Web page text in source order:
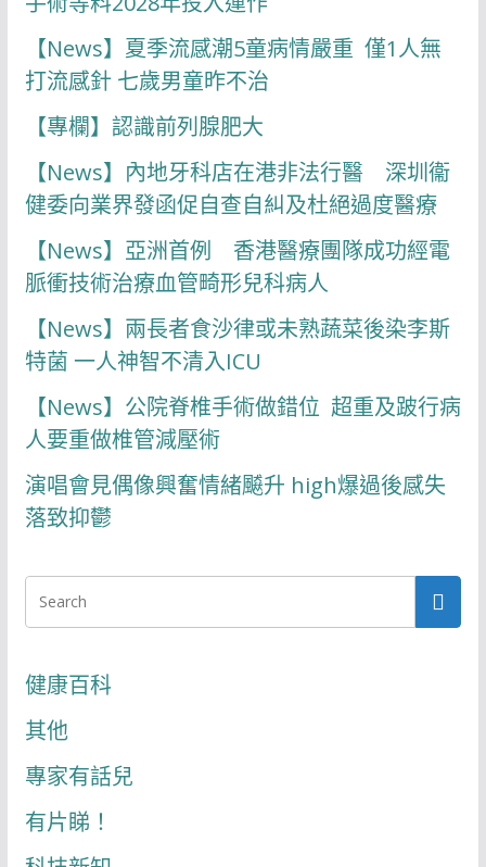
【News】夏季流感潮5童病情嚴重 僅1人無
打流感針 七歲男童昨不治
【專欄】認識前列腺肥大
【News】內地牙科店在港非法行醫 深圳衞
健委向業界發函促自查自糾及杜絕過度醫療
【News】亞洲首例 香港醫療團隊成功經電
脈衝技術治療血管畸形兒科病人
【News】兩長者食沙律或未熟蔬菜後染李斯
特菌 一人神智不清入ICU
【News】公院脊椎手術做錯位 超重及跛行病
人要重做椎管減壓術
演唱會見偶像興奮情緒飇升 high爆過後感失
落致抑鬱
健康百科
其他
專家有話兒
有片睇！